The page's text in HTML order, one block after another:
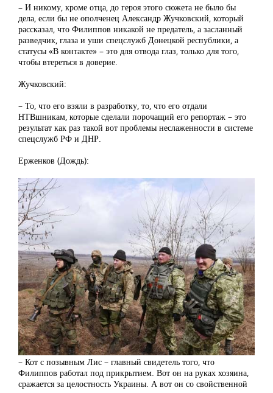
– И никому, кроме отца, до героя этого сюжета не было бы
дела, если бы не ополченец Александр Жучковский, который
рассказал, что Филиппов никакой не предатель, а засланный
разведчик, глаза и уши спецслужб Донецкой республики, а
статусы «В контакте» – это для отвода глаз, только для того,
чтобы втереться в доверие.
Жучковский:
– То, что его взяли в разработку, то, что его отдали
НТВшникам, которые сделали порочащий его репортаж – это
результат как раз такой вот проблемы неслаженности в системе
спецслужб РФ и ДНР.
Ерженков (Дождь):
– Кот с позывным Лис – главный свидетель того, что
Филиппов работал под прикрытием. Вот он на руках хозяина,
сражается за целостность Украины. А вот он со свойственной